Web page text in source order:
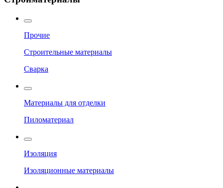
Прочие
Строительные материалы
Сварка
Материалы для отделки
Пиломатериал
Изоляция
Изоляционные материалы